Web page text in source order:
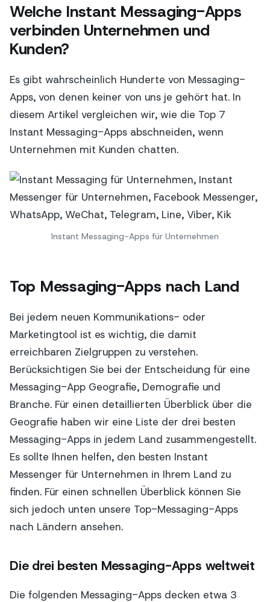
Welche Instant Messaging-Apps
verbinden Unternehmen und
Kunden?
Es gibt wahrscheinlich Hunderte von Messaging-
Apps, von denen keiner von uns je gehört hat. In
diesem Artikel vergleichen wir, wie die Top 7
Instant Messaging-Apps abschneiden, wenn
Unternehmen mit Kunden chatten.
Instant Messaging-Apps für Unternehmen
Top Messaging-Apps nach Land
Bei jedem neuen Kommunikations- oder
Marketingtool ist es wichtig, die damit
erreichbaren Zielgruppen zu verstehen.
Berücksichtigen Sie bei der Entscheidung für eine
Messaging-App Geografie, Demografie und
Branche. Für einen detaillierten Überblick über die
Geografie haben wir eine Liste der drei besten
Messaging-Apps in jedem Land zusammengestellt.
Es sollte Ihnen helfen, den besten Instant
Messenger für Unternehmen in Ihrem Land zu
finden. Für einen schnellen Überblick können Sie
sich jedoch unten unsere Top-Messaging-Apps
nach Ländern ansehen.
Die drei besten Messaging-Apps weltweit
Die folgenden Messaging-Apps decken etwa 3